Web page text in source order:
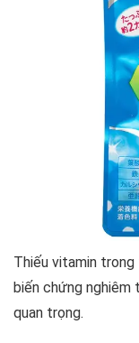
Thiếu vitamin trong
biến chứng nghiêm
quan trọng.